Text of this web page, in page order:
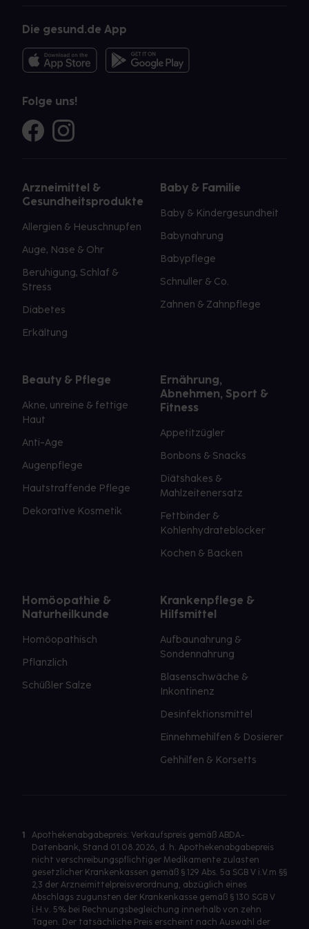
Die gesund.de App
Folge uns!
Arzneimittel &
Gesundheitsprodukte
Allergien & Heuschnupfen
Auge, Nase & Ohr
Beruhigung, Schlaf &
Stress
Diabetes
Erkältung
Baby & Familie
Baby & Kindergesundheit
Babynahrung
Babypflege
Schnuller & Co.
Zahnen & Zahnpflege
Beauty & Pflege
Akne, unreine & fettige
Haut
Anti-Age
Augenpflege
Hautstraffende Pflege
Dekorative Kosmetik
Ernährung,
Abnehmen, Sport &
Fitness
Appetitzügler
Bonbons & Snacks
Diätshakes &
Mahlzeitenersatz
Fettbinder &
Kohlenhydrateblocker
Kochen & Backen
Homöopathie &
Naturheilkunde
Homöopathisch
Pflanzlich
Schüßler Salze
Krankenpflege &
Hilfsmittel
Aufbaunahrung &
Sondennahrung
Blasenschwäche &
Inkontinenz
Desinfektionsmittel
Einnehmehilfen & Dosierer
Gehhilfen & Korsetts
1
Apothekenabgabepreis: Verkaufspreis gemäß ABDA-
Datenbank, Stand 01.08.2026, d. h. Apothekenabgabepreis
nicht verschreibungspflichtiger Medikamente zulasten
gesetzlicher Krankenkassen gemäß § 129 Abs. 5a SGB V i.V.m §§
2,3 der Arzneimittelpreisverordnung, abzüglich eines
Abschlags zugunsten der Krankenkasse gemäß § 130 SGB V
i.H.v. 5% bei Rechnungsbegleichung innerhalb von zehn
Tagen. Der tatsächliche Preis erscheint nach Auswahl der